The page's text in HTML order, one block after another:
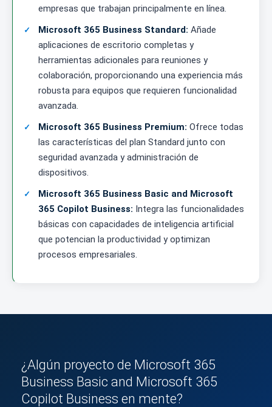
empresas que trabajan principalmente en línea.
Microsoft 365 Business Standard: Añade
aplicaciones de escritorio completas y
herramientas adicionales para reuniones y
colaboración, proporcionando una experiencia más
robusta para equipos que requieren funcionalidad
avanzada.
Microsoft 365 Business Premium: Ofrece todas
las características del plan Standard junto con
seguridad avanzada y administración de
dispositivos.
Microsoft 365 Business Basic and Microsoft
365 Copilot Business: Integra las funcionalidades
básicas con capacidades de inteligencia artificial
que potencian la productividad y optimizan
procesos empresariales.
¿Algún proyecto de Microsoft 365
Business Basic and Microsoft 365
Copilot Business en mente?